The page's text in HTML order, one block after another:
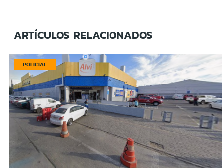
ARTÍCULOS RELACIONADOS
POLICIAL